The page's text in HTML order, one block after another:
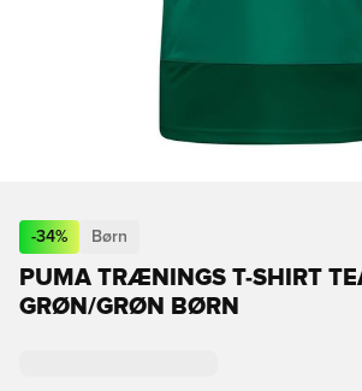
-34% Børn
PUMA TRÆNINGS T-SHIRT
GRØN/GRØN BØRN